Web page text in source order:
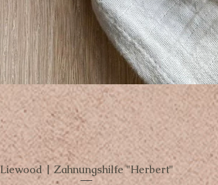
Liewood | Zahnungshilfe "Herbert"